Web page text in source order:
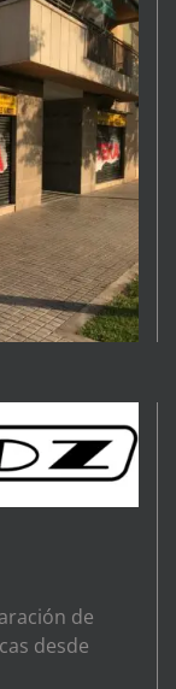
de
desde